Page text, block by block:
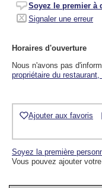
Soyez le premier à
Signaler une erreur
Horaires d'ouverture
Nous n'avons pas
propriétaire du
Ajouter aux favoris
Soyez la première
Vous pouvez ajouter